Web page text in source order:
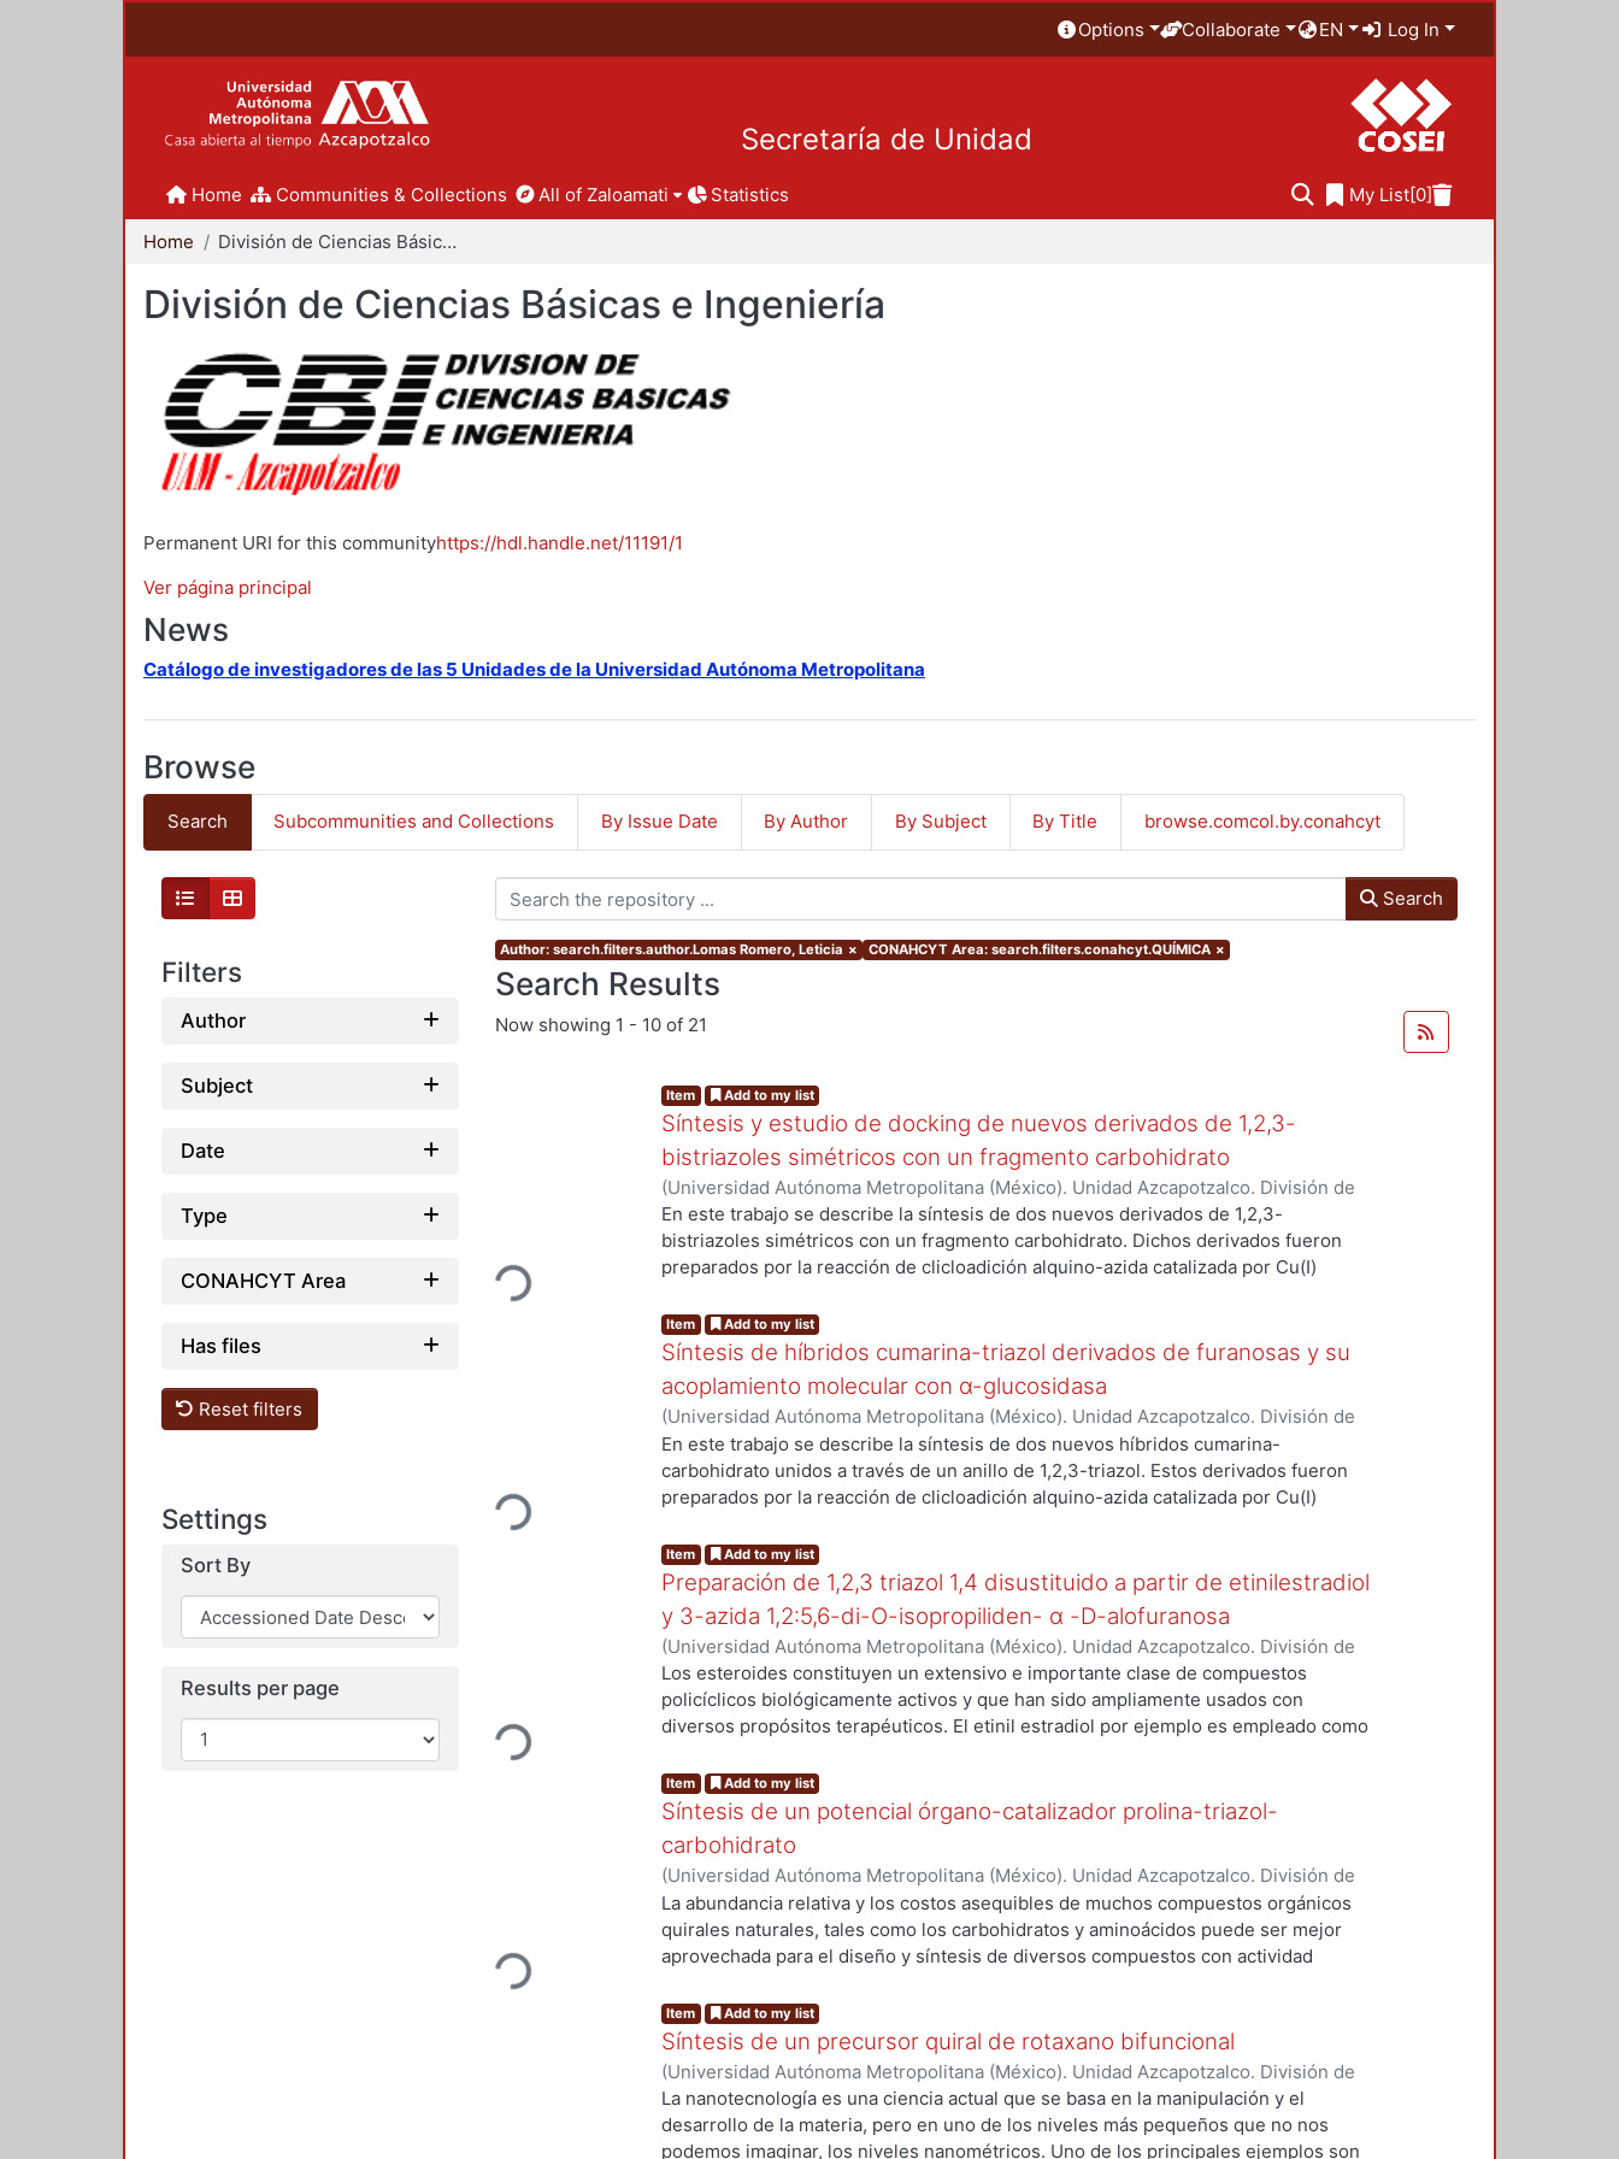
Options Collaborate EN Log In
Secretaría de Unidad
Home Communities & Collections All of Zaloamati Statistics My List[0]
Home División de Ciencias Básicas e Ingeniería
División de Ciencias Básicas e Ingeniería
Permanent URI for this communityhttps://hdl.handle.net/11191/1
Ver página principal
News
Catálogo de investigadores de las 5 Unidades de la Universidad Autónoma Metropolitana
Browse
Search Subcommunities and Collections By Issue Date By Author By Subject By Title browse.comcol.by.conahcyt
Filters
Author
Subject
Date
Type
CONAHCYT Area
Has files
Reset filters
Settings
Sort By
Results per page
Search
Author: search.filters.author.Lomas Romero, Leticia × CONAHCYT Area: search.filters.conahcyt.QUÍMICA ×
Search Results
Now showing 1 - 10 of 21
Loading...
Item Add to my list
Síntesis y estudio de docking de nuevos derivados de 1,2,3-
bistriazoles simétricos con un fragmento carbohidrato
(Universidad Autónoma Metropolitana (México). Unidad Azcapotzalco. División de
Ciencias Básicas e Ingeniería. ,2023)Salazar Polito, Gladys Ivette;Corona Sánchez,
Ricardo;Lomas Romero, Leticia;Negrón Silva, Guillermo Enrique
En este trabajo se describe la síntesis de dos nuevos derivados de 1,2,3-
bistriazoles simétricos con un fragmento carbohidrato. Dichos derivados fueron
preparados por la reacción de clicloadición alquino-azida catalizada por Cu(I)
glucosilazida derivada del correspondiente diacetónido de la glucofuranosa. Los
bistriazoles con un fragmento carbohidrato se obtuvieron en buenos rendimientos
y cortos tiempos de reacción empleando un sistema CuI/DIPEA/DMF y
calentamiento por microondas, condiciones que resultan indispensables para la
formación de los bistriazoles y evitar la formación del correspondiente monotriazol.
Finalmente se realizaron estudios de docking molecular de los compuestos
preparados para evaluar su posible uso como inhibidores de la enzima α-
glucosidasa.
Loading...
Item Add to my list
Síntesis de híbridos cumarina-triazol derivados de furanosas y su
acoplamiento molecular con α-glucosidasa
(Universidad Autónoma Metropolitana (México). Unidad Azcapotzalco. División de
Ciencias Básicas e Ingeniería. ,2023)Peña Bautista, Carlos Alberto;Corona
Sánchez, Ricardo;Lomas Romero, Leticia ;Gutiérrez Carrillo, Atilano
En este trabajo se describe la síntesis de dos nuevos híbridos cumarina-
carbohidrato unidos a través de un anillo de 1,2,3-triazol. Estos derivados fueron
preparados por la reacción de clicloadición alquino-azida catalizada por Cu(I)
propargilada y las glucosil azidas derivadas de furanosas, específicamente, de los
diacetónidos de la gluco- y alofuranosa, empleando un sistema de
CuSO₄.5H₂O/ascorbato de sodio como catalizador. Estos nuevos 1,2,3-triazoles
fueron caracterizados por RMN de ¹H y ¹³C y fueron estudiados como ligantes en el
acoplamiento molecular (docking) con la enzima α-glucosidasa para evaluar la
viabilidad de su posible uso como inhibidores de esta enzima.
Loading...
Item Add to my list
Preparación de 1,2,3 triazol 1,4 disustituido a partir de etinilestradiol
y 3-azida 1,2:5,6-di-O-isopropiliden- α -D-alofuranosa
(Universidad Autónoma Metropolitana (México). Unidad Azcapotzalco. División de
Ciencias Básicas e Ingeniería.,2023)Mendoza Silva, Yurixy Merari;Ramírez
Domínguez, Elsie;Gutiérrez Carrillo, Atilano;Lomas Romero, Leticia;Cadena
Ramírez, Ángel
Los esteroides constituyen un extensivo e importante clase de compuestos
policíclicos biológicamente activos y que han sido ampliamente usados con
diversos propósitos terapéuticos. El etinil estradiol por ejemplo es empleado como
antitumorales. La estructura del etinil estradiol contiene un grupo etinilo que puede
aprovecharse para generar un heterociclo como el 1, 2, 3 triazol mediante una
reacción de ciclo adición [3+2] empleando como catalizador CuI (I). En este trabajo
se reporta la síntesis de 1, 2, 3 triazol mediante una reacción “click” entre el etinil
estradiol y el derivado azida de 1,2:5,6-di-O-isopropiliden-α-D-alofuranosa.
Loading...
Item Add to my list
Síntesis de un potencial órgano-catalizador prolina-triazol-
carbohidrato
(Universidad Autónoma Metropolitana (México). Unidad Azcapotzalco. División de
Ciencias Básicas e Ingeniería.,2021)Sánchez Eleuterio, Alma;Lomas Romero,
Leticia;Gutiérrez Carrillo, Atilano; Corona Sánchez, Ricardo
La abundancia relativa y los costos asequibles de muchos compuestos orgánicos
quirales naturales, tales como los carbohidratos y aminoácidos puede ser mejor
aprovechada para el diseño y síntesis de diversos compuestos con actividad
dentro de la química orgánica sintética, como son la estabilidad en condiciones
acuosas o en presencia de aire, fácil manipulación y facilidad sintética. En este
trabajo, se reporta la síntesis corta y eficiente de un nuevo catalizador orgánico
con alto potencial catalítico, derivado de dos fragmentos quirales carbohidrato y la
L-prolina unidos por un anillo triazólico.
Item Add to my list
Síntesis de un precursor quiral de rotaxano bifuncional
(Universidad Autónoma Metropolitana (México). Unidad Azcapotzalco. División de
Ciencias Básicas e Ingeniería.,2021)Lomas Romero, Leticia;Santillán-Baca, Rosa
Luisa;Ramírez Domínguez, Elsie
La nanotecnología es una ciencia actual que se basa en la manipulación y el
desarrollo de la materia, pero en uno de los niveles más pequeños que no nos
podemos imaginar, los niveles nanométricos. Uno de los principales ejemplos son